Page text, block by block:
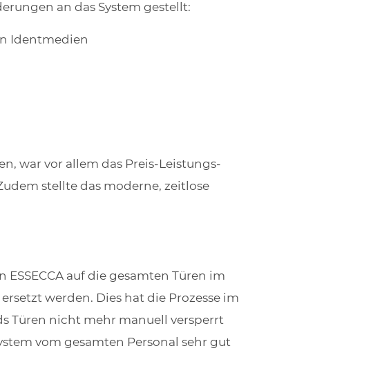
an das System gestellt:
Identmedien
war vor allem das Preis-Leistungs-
stellte das moderne, zeitlose
auf die gesamten Türen im
werden. Dies hat die Prozesse im
Türen nicht mehr manuell versperrt
vom gesamten Personal sehr gut